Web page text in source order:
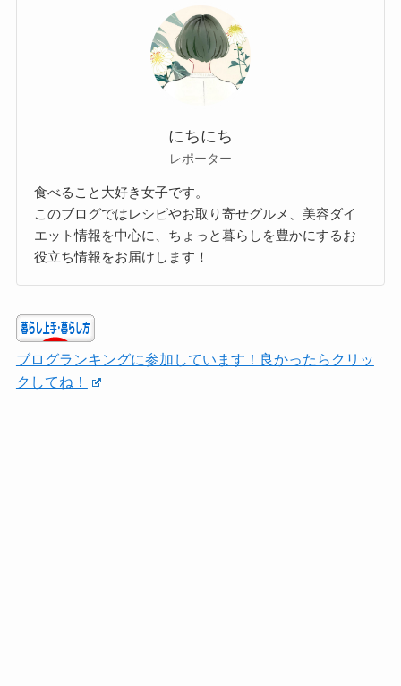
にちにち
レポーター
食べること大好き女子です。
このブログではレシピやお取り寄せグルメ、美容ダイ
エット情報を中心に、ちょっと暮らしを豊かにするお
役立ち情報をお届けします！
ブログランキングに参加しています！良かったらクリッ
クしてね！